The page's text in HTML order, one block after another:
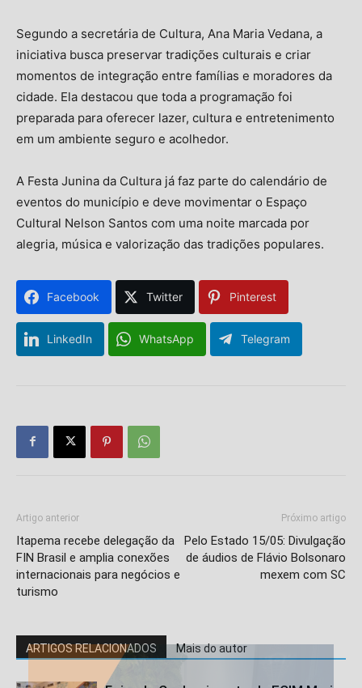
Segundo a secretária de Cultura, Ana Maria Vedana, a
iniciativa busca preservar tradições culturais e criar
momentos de integração entre famílias e moradores da
cidade. Ela destacou que toda a programação foi
preparada para oferecer lazer, cultura e entretenimento
em um ambiente seguro e acolhedor.
A Festa Junina da Cultura já faz parte do calendário de
eventos do município e deve movimentar o Espaço
Cultural Nelson Santos com uma noite marcada por
alegria, música e valorização das tradições populares.
Facebook Twitter Pinterest
LinkedIn WhatsApp Telegram
Artigo anterior
Itapema recebe delegação da
FIN Brasil e amplia conexões
internacionais para negócios e
turismo
Próximo artigo
Pelo Estado 15/05: Divulgação
de áudios de Flávio Bolsonaro
mexem com SC
ARTIGOS RELACIONADOS Mais do autor